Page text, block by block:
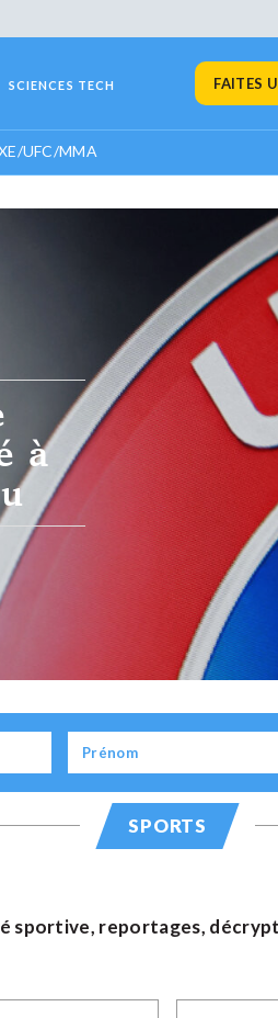
SCIENCES TECH FAITES
UFC/MMA
SPORTS
sportive, reportages,